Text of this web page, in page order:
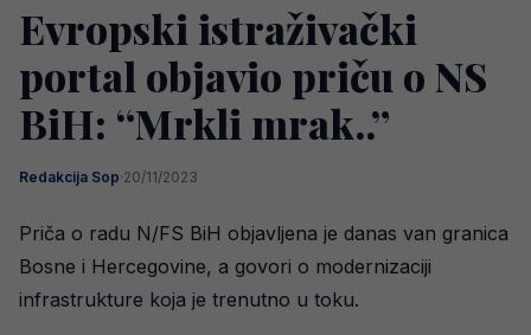
Evropski istraživački
portal objavio priču o NS
BiH: “Mrkli mrak..”
Redakcija Sop·20/11/2023
Priča o radu N/FS BiH objavljena je danas van granica
Bosne i Hercegovine, a govori o modernizaciji
infrastrukture koja je trenutno u toku.